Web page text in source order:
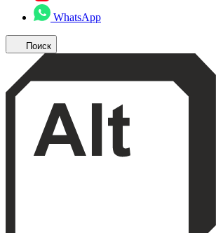
WhatsApp
Поиск